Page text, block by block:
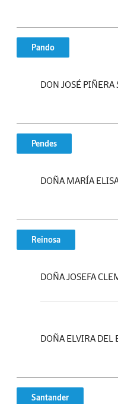
Pando
DON JOSÉ PIÑERA
Pendes
DOÑA MARÍA
Reinosa
DOÑA JOSEFA
DOÑA ELVIRA
Santander